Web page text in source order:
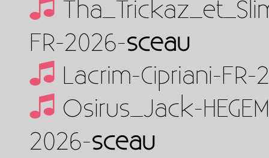
FR-2026-sceau
Lacrim-Cipriani-FR-
Osirus_Jack-
2026-sceau